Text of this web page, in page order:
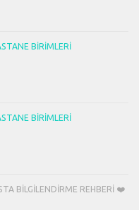
BIRIMLERI
BIRIMLERI
BILGILENDIRME REHBERI ❤️